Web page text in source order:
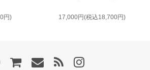
円) 17,000円(税込18,700円)